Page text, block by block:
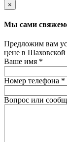
×
Мы сами
Предложим вам
цене в
Ваше имя *
Номер телефона *
Вопрос или